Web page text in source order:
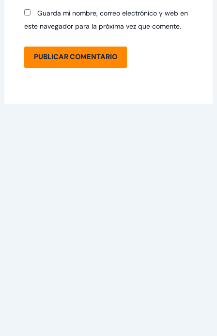
Guarda mi nombre, correo electrónico y web en
este navegador para la próxima vez que comente.